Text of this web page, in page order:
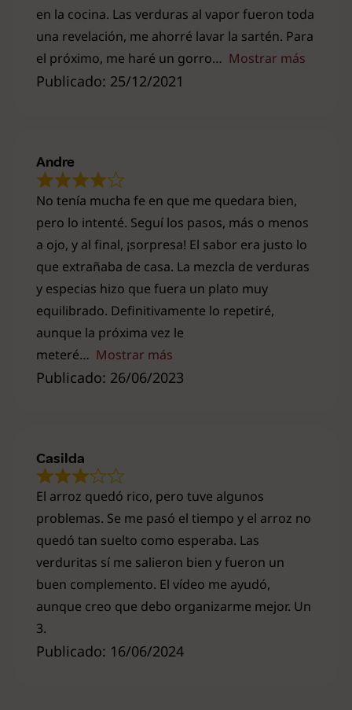
Publicado: 25/12/2021
en la cocina. Las verduras al vapor fueron toda
una revelación, me ahorré lavar la sartén. Para
el próximo, me haré un gorro
Mostrar más
Publicado: 26/06/2023
No tenía mucha fe en que me quedara bien,
pero lo intenté. Seguí los pasos, más o menos
a ojo, y al final, ¡sorpresa! El sabor era justo lo
que extrañaba de casa. La mezcla de verduras
y especias hizo que fuera un plato muy
equilibrado. Definitivamente lo repetiré,
aunque la próxima vez le
meteré
Mostrar más
Andre
Publicado: 16/06/2024
El arroz quedó rico, pero tuve algunos
problemas. Se me pasó el tiempo y el arroz no
quedó tan suelto como esperaba. Las
verduritas sí me salieron bien y fueron un
buen complemento. El vídeo me ayudó,
aunque creo que debo organizarme mejor. Un
3.
Casilda